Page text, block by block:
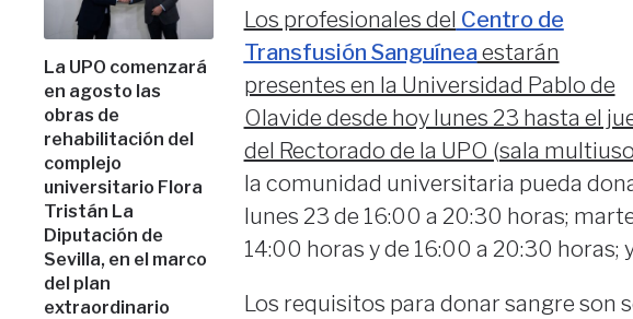
La UPO comenzará
en agosto las
obras de
rehabilitación del
complejo
universitario Flora
Tristán La
Diputación de
Sevilla, en el marco
del plan
extraordinario
Los profesionales del Centro de
Transfusión Sanguíneaestarán
presentes en la Universidad Pablo de
Olavide desde hoy lunes 23 hasta el
del Rectorado de la UPO (sala
la comunidad universitaria pueda
lunes 23 de 16:00 a 20:30 horas;
14:00 horas y de 16:00 a 20:30 horas;
Los requisitos para donar sangre son